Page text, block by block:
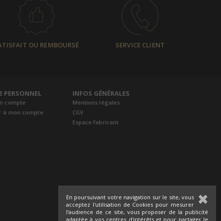
En poursuivant votre navigation sur le site, vous
acceptez l'utilisation de Cookies pour mesurer
l'audience de ce site, vous proposer de la publicité
adaptée à vos centres d'intérêts et pour partager le
OU REMBOURSÉ SERVICE CLIENT
PERSONNEL
compte
à mon compte
INFOS GÉNÉRALES
Mentions légales
CGV
Espace fabricant